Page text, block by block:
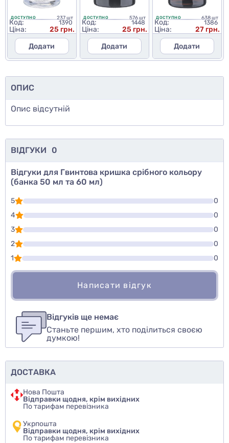
ДОСТУПНО 237 шт
Код: 1390
Ціна:
25 грн.
Додати
ДОСТУПНО 576 шт
Код: 1448
Ціна:
25 грн.
Додати
ДОСТУПНО 638 шт
Код: 1386
Ціна:
27 грн.
Додати
ОПИС
Опис відсутній
ВІДГУКИ 0
Відгуки для Гвинтова кришка срібного кольору
(банка 50 мл та 60 мл)
5
0
4
0
3
0
2
0
1
0
Написати відгук
авторизуйтесьили войдите
Оцінити товар
Відгуків ще немає
Станьте першим, хто поділиться своєю
думкою!
ДОСТАВКА
Нова Пошта
Відправки щодня, крім вихідних
По тарифам перевізника
Укрпошта
Відправки щодня, крім вихідних
По тарифам перевізника